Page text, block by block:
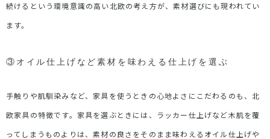
続けるという環境意識の高い北欧の考え方が、素材選びにも現われてい
ます。
③オイル仕上げなど素材を味わえる仕上げを選ぶ
手触りや肌馴染みなど、家具を使うときの心地よさにこだわるのも、北
欧家具の特徴です。家具を選ぶときには、ラッカー仕上げなど木肌を覆
ってしまうものよりは、素材の良さをそのまま味わえるオイル仕上げや